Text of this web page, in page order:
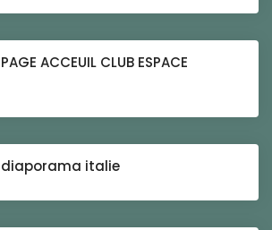
PAGE ACCEUIL CLUB ESPACE
diaporama italie